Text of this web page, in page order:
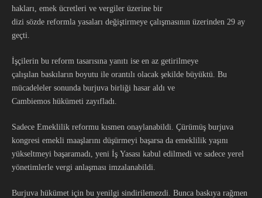
hakları, emek ücretleri ve vergiler üzerine bir
dizi sözde reformla yasaları değiştirmeye çalışmasının üzerinden 29 ay
geçti.
İşçilerin bu reform tasarısına yanıtı ise en az getirilmeye
çalışılan baskıların boyutu ile orantılı olacak şekilde büyüktü. Bu
mücadeleler sonunda burjuva birliği hasar aldı ve
Cambiemos hükümeti zayıfladı.
Sadece Emeklilik reformu kısmen onaylanabildi. Çürümüş burjuva
kongresi emekli maaşlarını düşürmeyi başarsa da emeklilik yaşını
yükseltmeyi başaramadı, yeni İş Yasası kabul edilmedi ve sadece yerel
yönetimlerle vergi anlaşması imzalanabildi.
Burjuva hükümet için bu yenilgi sindirilemezdi. Bunca baskıya rağmen